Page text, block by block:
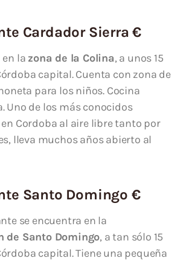
Cardador Sierra €
la zona de la Colina, a unos 15
capital. Cuenta con zona de
para los niños. Cocina
Uno de los más conocidos
Cordoba al aire libre tanto por
lleva muchos años abierto al
Santo Domingo €
se encuentra en la
de Santo Domingo, a tan sólo 15
capital. Tiene una pequeña